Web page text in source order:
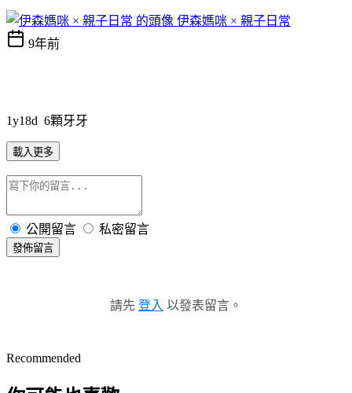
伊森媽咪 × 親子日常
9年前
1y18d 6顆牙牙
載入更多
公開留言 私密留言
發佈留言
請先 登入 以發表留言。
Recommended